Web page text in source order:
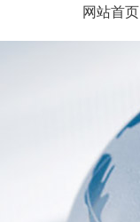
网站首页